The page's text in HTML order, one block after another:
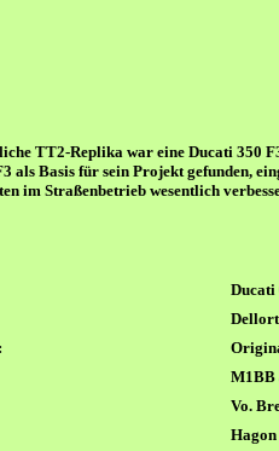
TT2-Replika war eine Ducati 350
als Basis für sein Projekt gefunden,
im Straßenbetrieb wesentlich
Ducati
:
M1BB
Vo.
Hagon